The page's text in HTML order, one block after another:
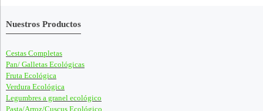
Nuestros Productos
Cestas Completas
Pan/ Galletas Ecológicas
Fruta Ecológica
Verdura Ecológica
Legumbres a granel ecológico
Pasta/Arroz/Cuscus Ecológico